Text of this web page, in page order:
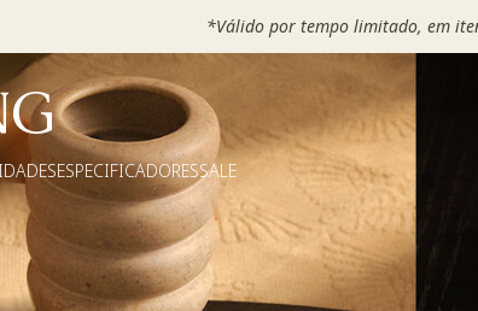
*Válido por tempo limitado, em
ESPECIFICADORESSALE